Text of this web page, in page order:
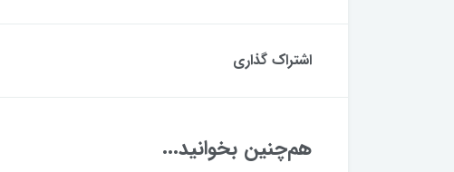
اشتراک گذاری
هم‌چنین بخوانید...